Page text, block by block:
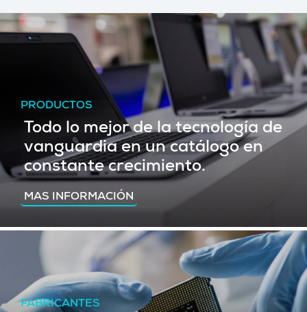
PRODUCTOS
Todo lo mejor de la tecnología de
vanguardia en un catálogo en
constante crecimiento.
MAS INFORMACIÓN
FABRICANTES